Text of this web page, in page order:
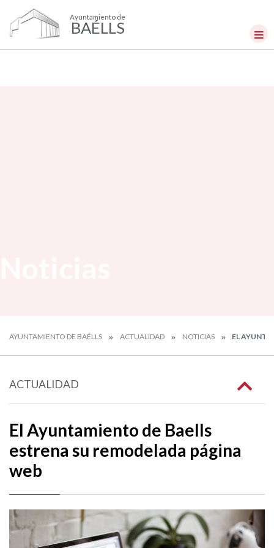
Ayuntamiento de
BAÉLLS
AYUNTAMIENTO DE BAÉLLS ACTUALIDAD NOTICIAS EL
ACTUALIDAD
El Ayuntamiento de Baells
estrena su remodelada página
web